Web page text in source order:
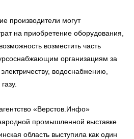
производители могут
на приобретение оборудования,
возместить часть
организациям за
водоснабжению,
«Верстов.Инфо»
промышленной выставке
область выступила как один